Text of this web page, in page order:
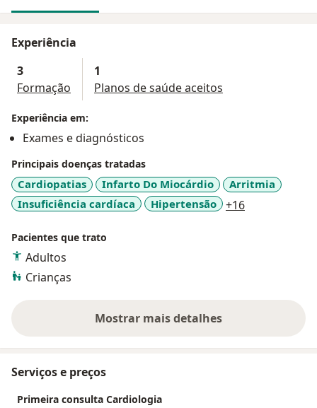
Experiência
3
Formação
1
Planos de saúde aceitos
Experiência em:
Exames e diagnósticos
Principais doenças tratadas
Cardiopatias Infarto Do Miocárdio
Arritmia
Insuficiência cardíaca
Hipertensão +16
Pacientes que trato
Adultos
Crianças
Mostrar mais detalhes
sobre a experiência
Serviços e preços
Primeira consulta Cardiologia